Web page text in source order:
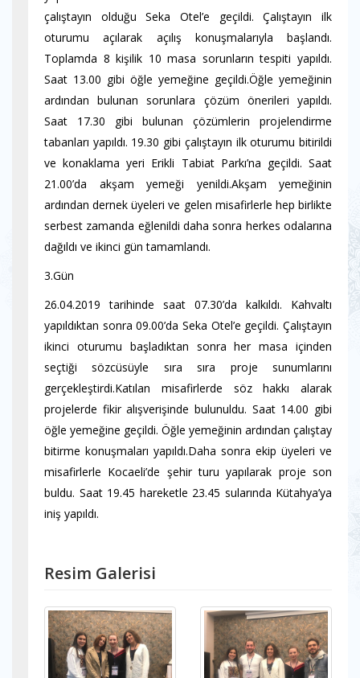
çalıştayın olduğu Seka Otel’e geçildi. Çalıştayın ilk
oturumu açılarak açılış konuşmalarıyla başlandı.
Toplamda 8 kişilik 10 masa sorunların tespiti yapıldı.
Saat 13.00 gibi öğle yemeğine geçildi.Öğle yemeğinin
ardından bulunan sorunlara çözüm önerileri yapıldı.
Saat 17.30 gibi bulunan çözümlerin projelendirme
tabanları yapıldı. 19.30 gibi çalıştayın ilk oturumu bitirildi
ve konaklama yeri Erikli Tabiat Parkı’na geçildi. Saat
21.00’da akşam yemeği yenildi.Akşam yemeğinin
ardından dernek üyeleri ve gelen misafirlerle hep birlikte
serbest zamanda eğlenildi daha sonra herkes odalarına
dağıldı ve ikinci gün tamamlandı.
3.Gün
26.04.2019 tarihinde saat 07.30’da kalkıldı. Kahvaltı
yapıldıktan sonra 09.00’da Seka Otel’e geçildi. Çalıştayın
ikinci oturumu başladıktan sonra her masa içinden
seçtiği sözcüsüyle sıra sıra proje sunumlarını
gerçekleştirdi.Katılan misafirlerde söz hakkı alarak
projelerde fikir alışverişinde bulunuldu. Saat 14.00 gibi
öğle yemeğine geçildi. Öğle yemeğinin ardından çalıştay
bitirme konuşmaları yapıldı.Daha sonra ekip üyeleri ve
misafirlerle Kocaeli’de şehir turu yapılarak proje son
buldu. Saat 19.45 hareketle 23.45 sularında Kütahya’ya
iniş yapıldı.
Resim Galerisi